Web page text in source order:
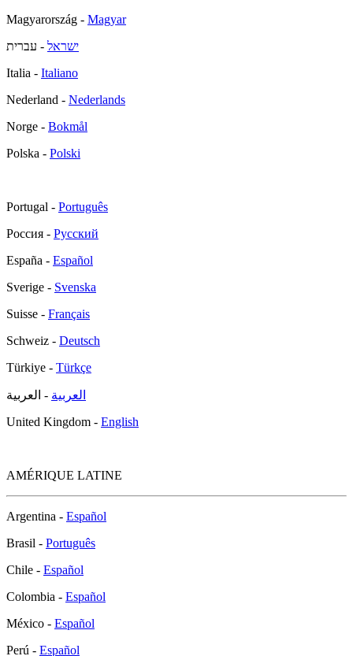
Magyarország - Magyar
ישראל - עברית
Italia - Italiano
Nederland - Nederlands
Norge - Bokmål
Polska - Polski
Portugal - Português
Россия - Русский
España - Español
Sverige - Svenska
Suisse - Français
Schweiz - Deutsch
Türkiye - Türkçe
العربية - العربية
United Kingdom - English
AMÉRIQUE LATINE
Argentina - Español
Brasil - Português
Chile - Español
Colombia - Español
México - Español
Perú - Español